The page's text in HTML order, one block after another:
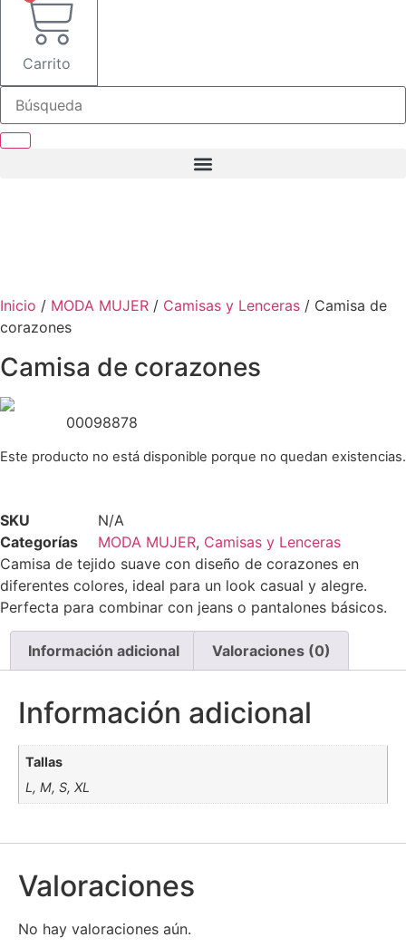
Carrito
Inicio / MODA MUJER / Camisas y Lenceras / Camisa de
corazones
Camisa de corazones
00098878
Este producto no está disponible porque no quedan existencias.
SKU
N/A
Categorías
MODA MUJER, Camisas y Lenceras
Camisa de tejido suave con diseño de corazones en
diferentes colores, ideal para un look casual y alegre.
Perfecta para combinar con jeans o pantalones básicos.
Información adicional Valoraciones (0)
Información adicional
Tallas
L, M, S, XL
Valoraciones
No hay valoraciones aún.